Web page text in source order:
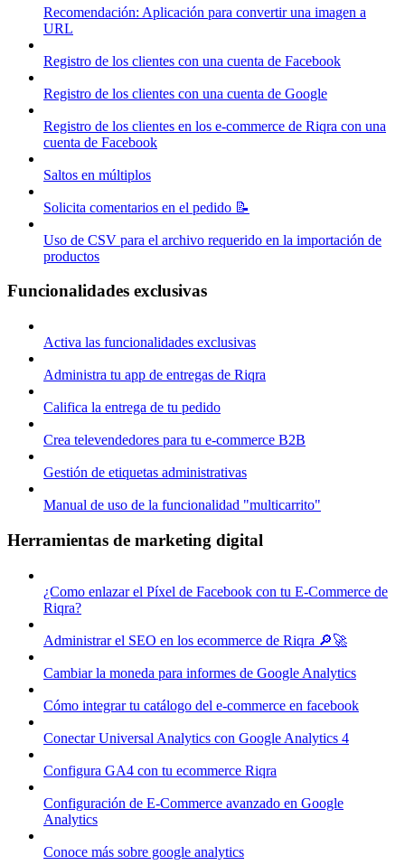
Recomendación: Aplicación para convertir una imagen a
URL
Registro de los clientes con una cuenta de Facebook
Registro de los clientes con una cuenta de Google
Registro de los clientes en los e-commerce de Riqra con una
cuenta de Facebook
Saltos en múltiplos
Solicita comentarios en el pedido 📝
Uso de CSV para el archivo requerido en la importación de
productos
Funcionalidades exclusivas
Activa las funcionalidades exclusivas
Administra tu app de entregas de Riqra
Califica la entrega de tu pedido
Crea televendedores para tu e-commerce B2B
Gestión de etiquetas administrativas
Manual de uso de la funcionalidad "multicarrito"
Herramientas de marketing digital
¿Como enlazar el Píxel de Facebook con tu E-Commerce de
Riqra?
Administrar el SEO en los ecommerce de Riqra 🔎🚀
Cambiar la moneda para informes de Google Analytics
Cómo integrar tu catálogo del e-commerce en facebook
Conectar Universal Analytics con Google Analytics 4
Configura GA4 con tu ecommerce Riqra
Configuración de E-Commerce avanzado en Google
Analytics
Conoce más sobre google analytics